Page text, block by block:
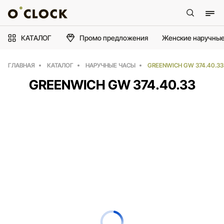
КАТАЛОГ Промо предложения Женские
ГЛАВНАЯ КАТАЛОГ НАРУЧНЫЕ ЧАСЫ GREENWICH GW 374.40.33
GREENWICH GW 374.40.33